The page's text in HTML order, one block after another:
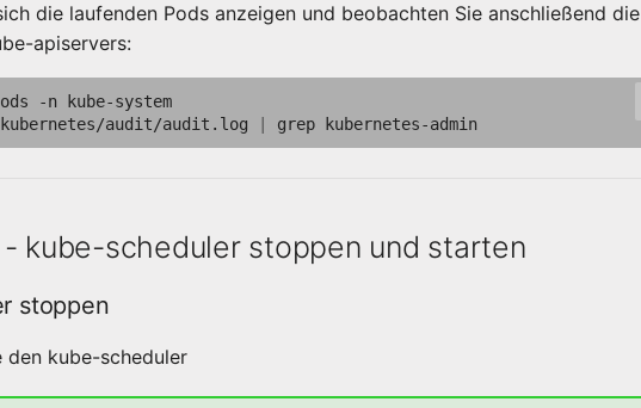
die laufenden Pods anzeigen und beobachten Sie anschließend die
apiservers:
-n kube-system
audit/audit.log | grep
kube-scheduler stoppen und starten
stoppen
den kube-scheduler